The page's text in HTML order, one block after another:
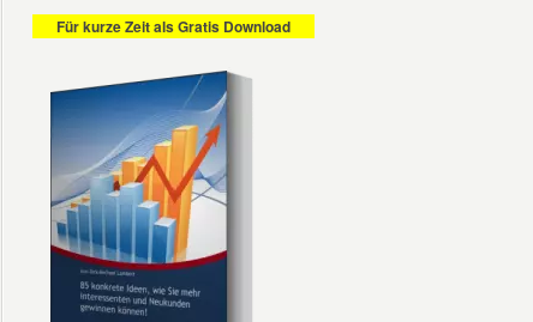
Für kurze Zeit als Gratis Download